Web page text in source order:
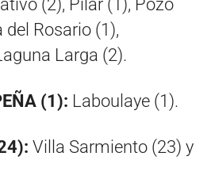
(2), Pilar (1), Pozo
del Rosario (1),
Larga (2).
(1): Laboulaye (1).
Villa Sarmiento (23) y